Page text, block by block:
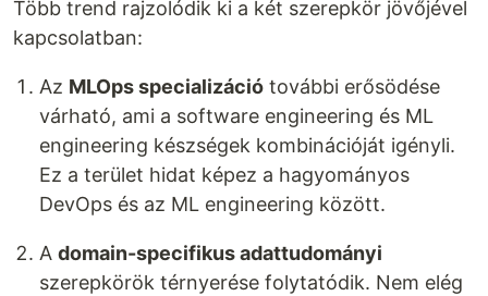
Több trend rajzolódik ki a két szerepkör jövőjével
kapcsolatban:
Az MLOps specializáció további erősödése
várható, ami a software engineering és ML
engineering készségek kombinációját igényli.
Ez a terület hidat képez a hagyományos
DevOps és az ML engineering között.
A domain-specifikus adattudományi
szerepkörök térnyerése folytatódik. Nem elég